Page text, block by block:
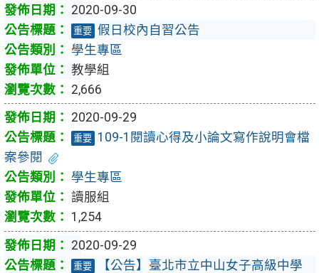
2020-09-30
重要 假日校內自習公告
學生專區
教學組
2,666
2020-09-29
重要 109-1閱讀心得及小論文寫作說明會檔
案參閱
學生專區
讀服組
1,254
2020-09-29
重要
【公告】臺北市立中山女子高級中學